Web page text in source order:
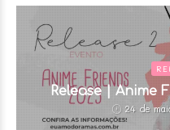
Release | Anime
dublagem e
24 de